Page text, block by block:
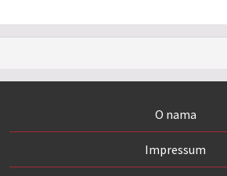
O nama
Impressum